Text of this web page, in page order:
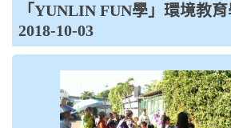
「YUNLIN FUN學」環境教
2018-10-03